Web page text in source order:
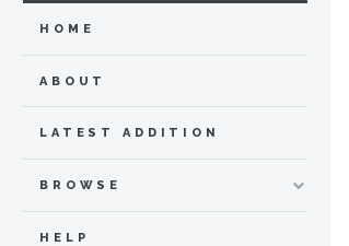
HOME
ABOUT
LATEST ADDITION
BROWSE
HELP